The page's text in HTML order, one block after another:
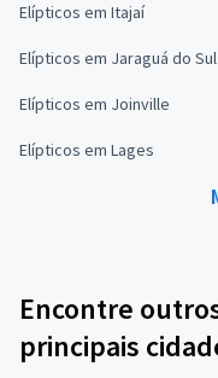
Elípticos em Itajaí
Elípticos em Jaraguá do Sul
Elípticos em Joinville
Elípticos em Lages
Encontre
principais